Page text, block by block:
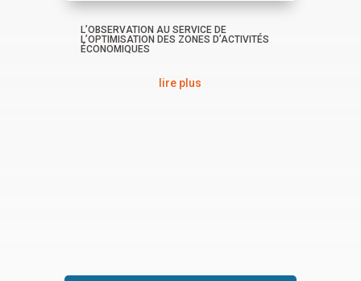
L’OBSERVATION AU SERVICE DE
L’OPTIMISATION DES ZONES D’ACTIVITÉS
ÉCONOMIQUES
lire plus